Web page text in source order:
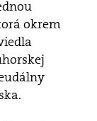
okrem